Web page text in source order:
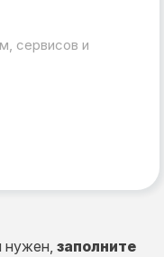
сервисов и
нужен, заполните